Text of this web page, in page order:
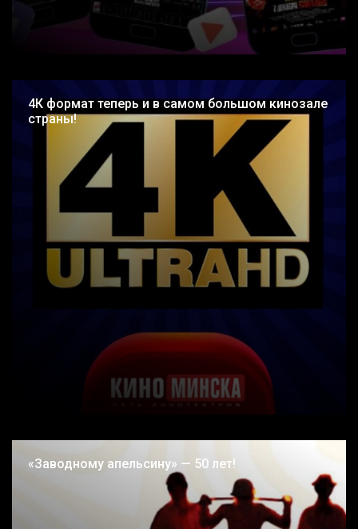
4К формат теперь и в самом большом кинозале
страны!
«Заводному апельсину» — 50 лет!